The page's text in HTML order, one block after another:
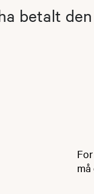
betalt